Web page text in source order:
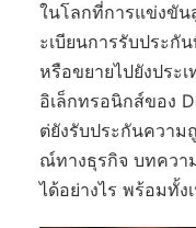
ในโลกที่การแข่งขัน
ะเบียนการรับประกั
หรือขยายไปยังประ
อิเล็กทรอนิกส์ของ
ต่ยังรับประกันความ
ณ์ทางธุรกิจ บทควา
ได้อย่างไร พร้อมทั้ง